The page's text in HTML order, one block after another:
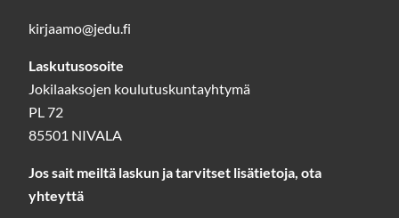
kirjaamo@jedu.fi
Laskutusosoite
Jokilaaksojen koulutuskuntayhtymä
PL 72
85501 NIVALA
Jos sait meiltä laskun ja tarvitset lisätietoja, ota
yhteyttä